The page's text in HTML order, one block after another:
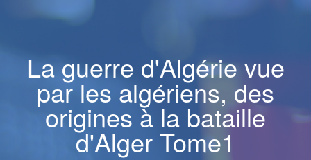
La guerre d'Algérie vue
par les algériens, des
origines à la bataille
d'Alger Tome1